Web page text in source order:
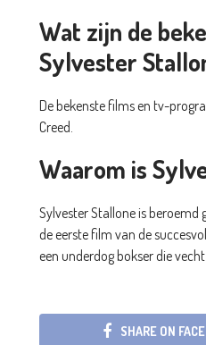
Wat zijn de
Sylvester
De bekenste films en tv-
Creed.
Waarom is
Sylvester Stallone is beroemd
de eerste film van de
een underdog bokser die
SHARE ON